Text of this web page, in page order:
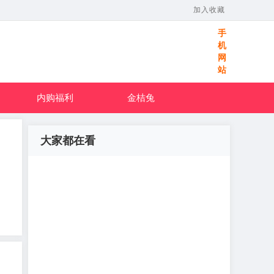
加入收藏
手
机
网
站
内购福利 金桔兔
大家都在看